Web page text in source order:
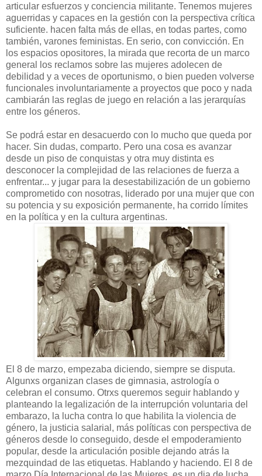
articular esfuerzos y conciencia militante. Tenemos mujeres
aguerridas y capaces en la gestión con la perspectiva crítica
suficiente. hacen falta más de ellas, en todas partes, como
también, varones feministas. En serio, con convicción. En
los espacios opositores, la mirada que recorta de un marco
general los reclamos sobre las mujeres adolecen de
debilidad y a veces de oportunismo, o bien pueden volverse
funcionales involuntariamente a proyectos que poco y nada
cambiarán las reglas de juego en relación a las jerarquías
entre los géneros.
Se podrá estar en desacuerdo con lo mucho que queda por
hacer. Sin dudas, comparto. Pero una cosa es avanzar
desde un piso de conquistas y otra muy distinta es
desconocer la complejidad de las relaciones de fuerza a
enfrentar... y jugar para la desestabilización de un gobierno
comprometido con nosotras, liderado por una mujer que con
su potencia y su exposición permanente, ha corrido límites
en la política y en la cultura argentinas.
El 8 de marzo, empezaba diciendo, siempre se disputa.
Algunxs organizan clases de gimnasia, astrología o
celebran el consumo. Otrxs queremos seguir hablando y
planteando la legalización de la interrupción voluntaria del
embarazo, la lucha contra lo que habilita la violencia de
género, la justicia salarial, más políticas con perspectiva de
géneros desde lo conseguido, desde el empoderamiento
popular, desde la articulación posible dejando atrás la
mezquindad de las etiquetas. Hablando y haciendo. El 8 de